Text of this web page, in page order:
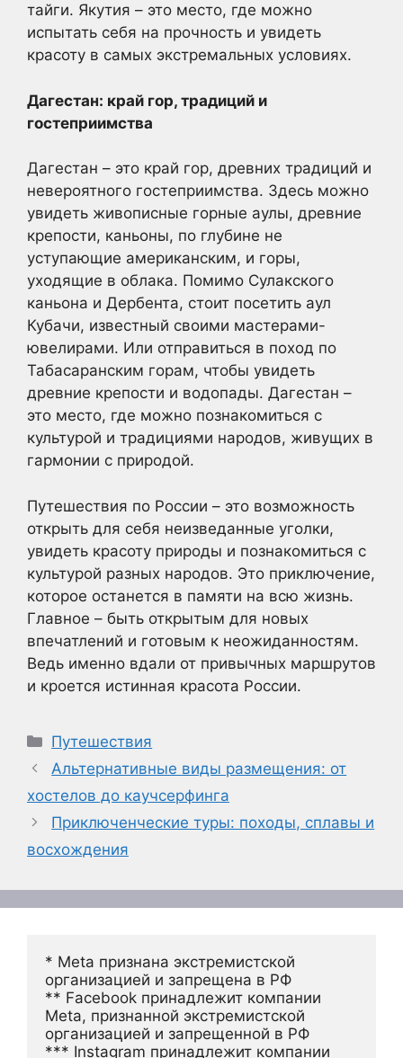
тайги. Якутия – это место, где можно
испытать себя на прочность и увидеть
красоту в самых экстремальных условиях.
Дагестан: край гор, традиций и
гостеприимства
Дагестан – это край гор, древних традиций и
невероятного гостеприимства. Здесь можно
увидеть живописные горные аулы, древние
крепости, каньоны, по глубине не
уступающие американским, и горы,
уходящие в облака. Помимо Сулакского
каньона и Дербента, стоит посетить аул
Кубачи, известный своими мастерами-
ювелирами. Или отправиться в поход по
Табасаранским горам, чтобы увидеть
древние крепости и водопады. Дагестан –
это место, где можно познакомиться с
культурой и традициями народов, живущих в
гармонии с природой.
Путешествия по России – это возможность
открыть для себя неизведанные уголки,
увидеть красоту природы и познакомиться с
культурой разных народов. Это приключение,
которое останется в памяти на всю жизнь.
Главное – быть открытым для новых
впечатлений и готовым к неожиданностям.
Ведь именно вдали от привычных маршрутов
и кроется истинная красота России.
Рубрики
Путешествия
Альтернативные виды размещения: от
хостелов до каучсерфинга
Приключенческие туры: походы, сплавы и
восхождения
* Meta признана экстремистской
организацией и запрещена в РФ
** Facebook принадлежит компании
Meta, признанной экстремистской
организацией и запрещенной в РФ
*** Instagram принадлежит компании